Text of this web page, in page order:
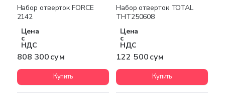
Набор отверток FORCE
2142
Цена
с
НДС
808 300 сум
Купить
Набор отверток TOTAL
THT250608
Цена
с
НДС
122 500 сум
Купить